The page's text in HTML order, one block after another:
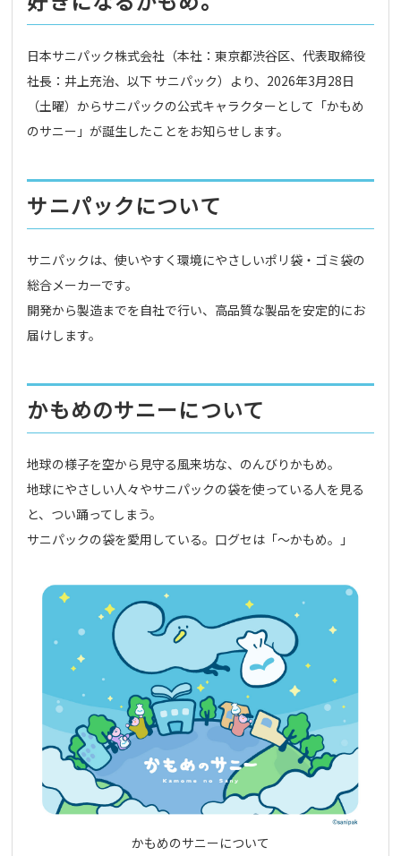
日本サニパック株式会社（本社：東京都渋谷区、代表取締役
社長：井上充治、以下 サニパック）より、2026年3月28日
（土曜）からサニパックの公式キャラクターとして「かもめ
のサニー」が誕生したことをお知らせします。
サニパックについて
サニパックは、使いやすく環境にやさしいポリ袋・ゴミ袋の
総合メーカーです。
開発から製造までを自社で行い、高品質な製品を安定的にお
届けします。
かもめのサニーについて
地球の様子を空から見守る風来坊な、のんびりかもめ。
地球にやさしい人々やサニパックの袋を使っている人を見る
と、つい踊ってしまう。
サニパックの袋を愛用している。口グセは「～かもめ。」
かもめのサニーについて